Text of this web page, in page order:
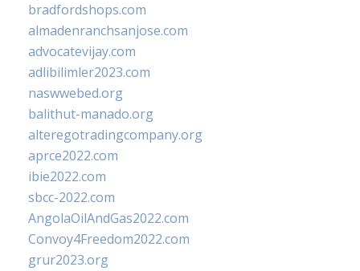
bradfordshops.com
almadenranchsanjose.com
advocatevijay.com
adlibilimler2023.com
naswwebed.org
balithut-manado.org
alteregotradingcompany.org
aprce2022.com
ibie2022.com
sbcc-2022.com
AngolaOilAndGas2022.com
Convoy4Freedom2022.com
grur2023.org